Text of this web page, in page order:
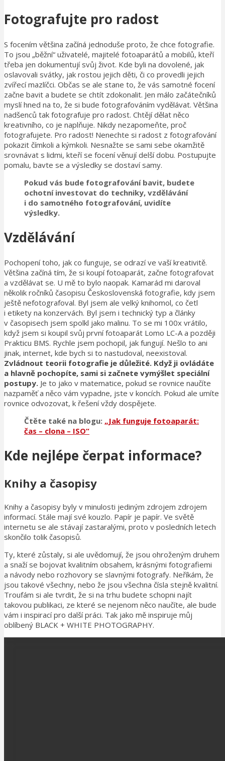
Fotografujte pro radost
S focením většina začíná jednoduše proto, že chce fotografie.
To jsou „běžní“ uživatelé, majitelé fotoaparátů a mobilů, kteří
třeba jen dokumentují svůj život. Kde byli na dovolené, jak
oslavovali svátky, jak rostou jejich děti, či co provedli jejich
zvířecí mazlíčci. Občas se ale stane to, že vás samotné focení
začne bavit a budete se chtít zdokonalit. Jen málo začátečníků
myslí hned na to, že si bude fotografováním vydělávat. Většina
nadšenců tak fotografuje pro radost. Chtějí dělat něco
kreativního, co je naplňuje. Nikdy nezapomeňte, proč
fotografujete. Pro radost! Nenechte si radost z fotografování
pokazit čímkoli a kýmkoli. Nesnažte se sami sebe okamžitě
srovnávat s lidmi, kteří se focení věnují delší dobu. Postupujte
pomalu, bavte se a výsledky se dostaví samy.
Pokud vás bude fotografování bavit, budete
ochotní investovat do techniky, vzdělávání
i do samotného fotografování, uvidíte
výsledky.
Vzdělávání
Pochopení toho, jak co funguje, se odrazí ve vaší kreativitě.
Většina začíná tím, že si koupí fotoaparát, začne fotografovat
a vzdělávat se. U mě to bylo naopak. Kamarád mi daroval
několik ročníků časopisu Československá fotografie, kdy jsem
ještě nefotografoval. Byl jsem ale velký knihomol, co četl
i etikety na konzervách. Byl jsem i technický typ a články
v časopisech jsem spolkl jako malinu. To se mi 100x vrátilo,
když jsem si koupil svůj první fotoaparát Lomo LC-A a později
Prakticu BMS. Rychle jsem pochopil, jak fungují. Nešlo to ani
jinak, internet, kde bych si to nastudoval, neexistoval.
Zvládnout teorii fotografie je důležité. Když ji ovládáte
a hlavně pochopíte, sami si začnete vymýšlet speciální
postupy. Je to jako v matematice, pokud se rovnice naučíte
nazpaměť a něco vám vypadne, jste v koncích. Pokud ale umíte
rovnice odvozovat, k řešení vždy dospějete.
Čtěte také na blogu: „Jak funguje fotoaparát:
čas – clona – ISO“
Kde nejlépe čerpat informace?
Knihy a časopisy
Knihy a časopisy byly v minulosti jediným zdrojem zdrojem
informací. Stále mají své kouzlo. Papír je papír. Ve světě
internetu se ale stávají zastaralými, proto v posledních letech
skončilo tolik časopisů.
Ty, které zůstaly, si ale uvědomují, že jsou ohroženým druhem
a snaží se bojovat kvalitním obsahem, krásnými fotografiemi
a návody nebo rozhovory se slavnými fotografy. Neříkám, že
jsou takové všechny, nebo že jsou všechna čísla stejně kvalitní.
Troufám si ale tvrdit, že si na trhu budete schopni najít
takovou publikaci, ze které se nejenom něco naučíte, ale bude
vám i inspirací pro další práci. Tak jako mě inspiruje můj
oblíbený BLACK + WHITE PHOTOGRAPHY.